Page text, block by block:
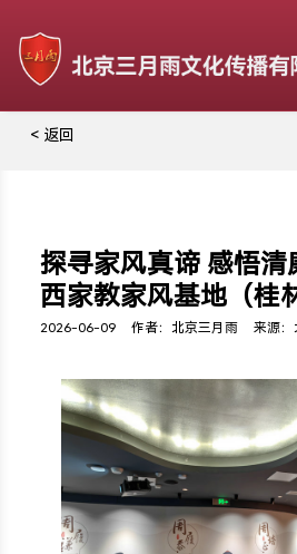
< 返回
探寻家风真谛 感悟
西家教家风基地（桂
2026-06-09 作者：北京三月雨 来源：